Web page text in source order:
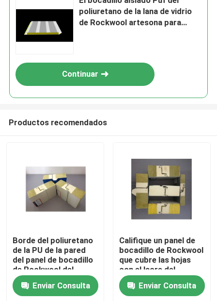
Hogar
Productos
Sobre nosotros
poliuretano de la lana de vidrio
de Rockwool artesona para
Continuar
Productos recomendados
Borde del poliuretano
de la PU de la pared
del panel de bocadillo
de Rockwool del
aislamiento
Enviar Consulta
Califique un panel de
bocadillo de Rockwool
que cubre las hojas
con el lacre del
poliuretano
incombustible
Enviar Consulta